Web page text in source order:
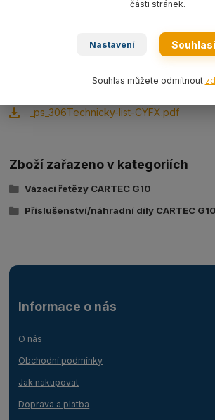
_ps_306Technicky-list-CYFX.pdf
Zboží zařazeno v kategoriích
Vázací řetězy CARTEC G10
Příslušenství/náhradní díly CARTEC G10
Informace o nás
O nás
Obchodní podmínky
Jak nakupovat
Doprava a platba
části stránek.
Nastavení
Souhlas můžete odmítnout